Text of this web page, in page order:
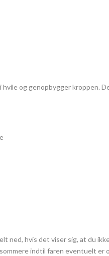
og genopbygger kroppen.
ned, hvis det viser sig, at du
indtil faren eventuelt er